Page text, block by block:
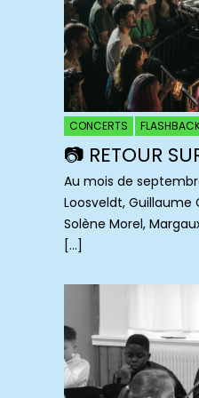
CONCERTS
📷 RETOUR
Au mois de
Loosveldt, Guillaume
Solène Morel,
[…]